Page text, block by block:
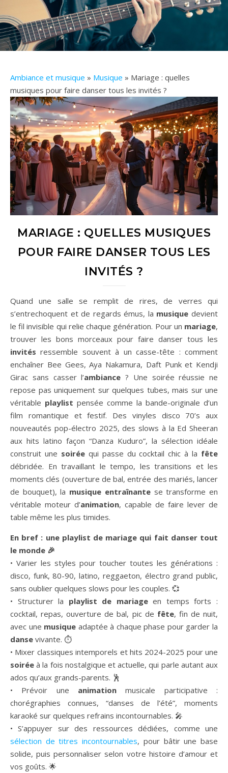
Ambiance et musique » Musique » Mariage : quelles
musiques pour faire danser tous les invités ?
MARIAGE : QUELLES MUSIQUES
POUR FAIRE DANSER TOUS LES
INVITÉS ?
Quand une salle se remplit de rires, de verres qui
s’entrechoquent et de regards émus, la musique devient
le fil invisible qui relie chaque génération. Pour un mariage,
trouver les bons morceaux pour faire danser tous les
invités ressemble souvent à un casse-tête : comment
enchaîner Bee Gees, Aya Nakamura, Daft Punk et Kendji
Girac sans casser l’ambiance ? Une soirée réussie ne
repose pas uniquement sur quelques tubes, mais sur une
véritable playlist pensée comme la bande-originale d’un
film romantique et festif. Des vinyles disco 70’s aux
nouveautés pop-électro 2025, des slows à la Ed Sheeran
aux hits latino façon “Danza Kuduro”, la sélection idéale
construit une soiréequi passe du cocktail chic à la fête
débridée. En travaillant le tempo, les transitions et les
moments clés (ouverture de bal, entrée des mariés, lancer
de bouquet), la musique entraînantese transforme en
véritable moteur d’animation, capable de faire lever de
table même les plus timides.
En bref : une playlist de mariage qui fait danser tout
le monde 🎉
• Varier les styles pour toucher toutes les générations :
disco, funk, 80-90, latino, reggaeton, électro grand public,
sans oublier quelques slows pour les couples. 💞
• Structurer la playlist de mariageen temps forts :
cocktail, repas, ouverture de bal, pic de fête, fin de nuit,
avec une musique adaptée à chaque phase pour garder la
danse vivante. ⏱️
• Mixer classiques intemporels et hits 2024-2025 pour une
soirée à la fois nostalgique et actuelle, qui parle autant aux
ados qu’aux grands-parents. 🕺
• Prévoir une animation musicale participative :
chorégraphies connues, “danses de l’été”, moments
karaoké sur quelques refrains incontournables. 🎤
• S’appuyer sur des ressources dédiées, comme une
sélection de titres incontournables, pour bâtir une base
solide, puis personnaliser selon votre histoire d’amour et
vos goûts. 🌟